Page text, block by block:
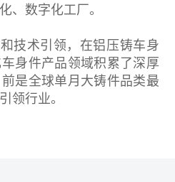
、数字化工厂。
术引领，在铝压铸车身
身件产品领域积累了深厚
是全球单月大铸件品类最
领行业。